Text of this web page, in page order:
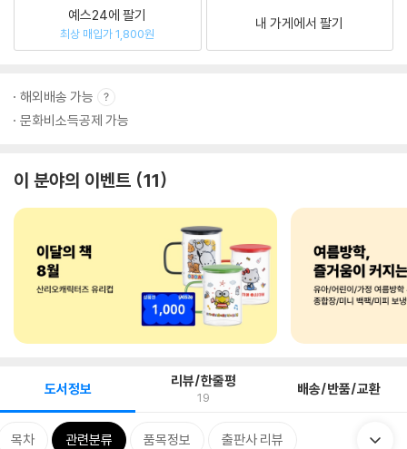
예스24에 팔기
최상 매입가 1,800원
내 가게에서 팔기
해외배송 가능
문화비소득공제 가능
이 분야의 이벤트 11
도서정보 리뷰/한줄평
19 배송/반품/교환
목차 관련분류 품목정보 출판사 리뷰